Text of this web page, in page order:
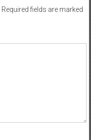
Required fields are marked